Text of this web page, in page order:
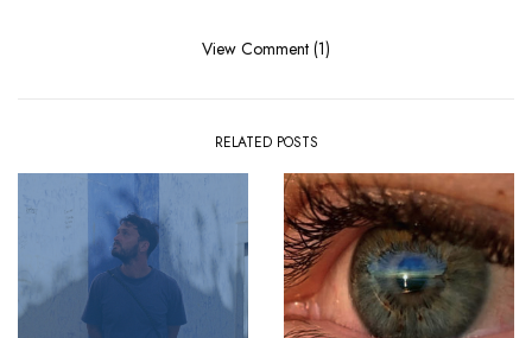
View Comment (1)
RELATED POSTS